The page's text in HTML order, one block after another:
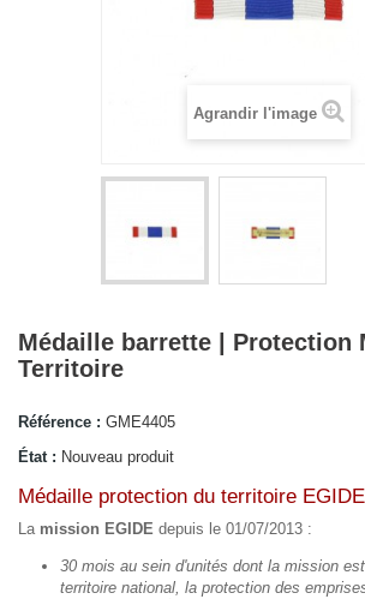
Agrandir l'image
Médaille barrette | Protection
Territoire
Référence : GME4405
État : Nouveau produit
Médaille protection du territoire
La mission EGIDE depuis le 01/07/2013 :
30 mois au sein d'unités dont la mission
territoire national, la protection des